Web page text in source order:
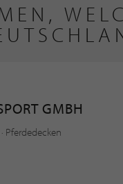
GMBH
Pferdedecken